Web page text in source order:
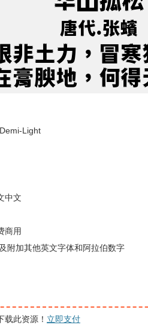
Light
中文
商用
附加其他英文字体和阿拉伯数字
载此资源！ 立即支付